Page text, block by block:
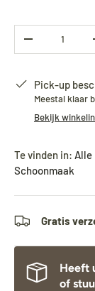
-
Pick-up
Meestal klaar
Bekijk
Te vinden in: Alle
Schoonmaak
Gratis
Heeft
of